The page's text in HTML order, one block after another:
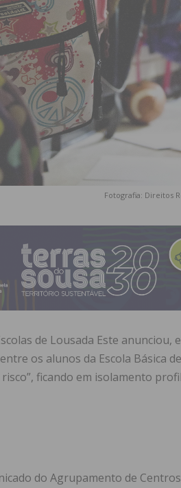
Fotografia: Direitos
de Lousada Este
os alunos da Escola Básica
ficando em isolamento
do Agrupamento de